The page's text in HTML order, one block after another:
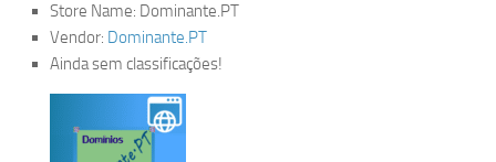
Store Name: Dominante.PT
Vendor: Dominante.PT
Ainda sem classificações!